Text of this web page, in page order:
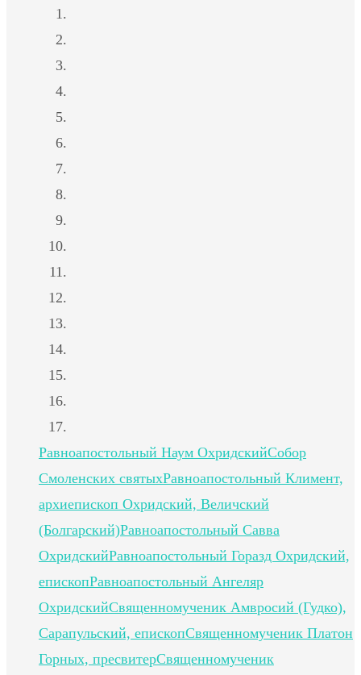
Равноапостольный Наум ОхридскийСобор
Смоленских святыхРавноапостольный Климент,
архиепископ Охридский, Величский
(Болгарский)Равноапостольный Савва
ОхридскийРавноапостольный Горазд Охридский,
епископРавноапостольный Ангеляр
ОхридскийСвященномученик Амвросий (Гудко),
Сарапульский, епископСвященномученик Платон
Горных, пресвитерСвященномученик